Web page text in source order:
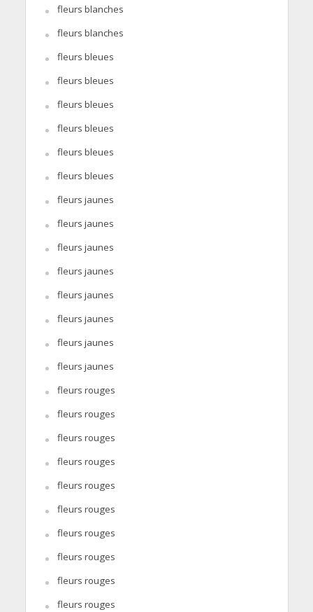
fleurs blanches
fleurs blanches
fleurs bleues
fleurs bleues
fleurs bleues
fleurs bleues
fleurs bleues
fleurs bleues
fleurs jaunes
fleurs jaunes
fleurs jaunes
fleurs jaunes
fleurs jaunes
fleurs jaunes
fleurs jaunes
fleurs jaunes
fleurs rouges
fleurs rouges
fleurs rouges
fleurs rouges
fleurs rouges
fleurs rouges
fleurs rouges
fleurs rouges
fleurs rouges
fleurs rouges